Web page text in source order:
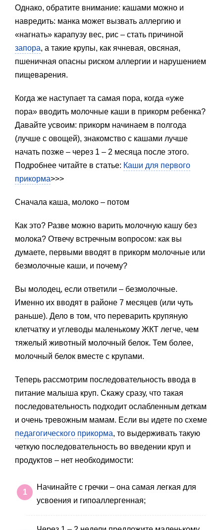
Однако, обратите внимание: кашами можно и
навредить: манка может вызвать аллергию и
«нагнать» карапузу вес, рис – стать причиной
запора, а такие крупы, как ячневая, овсяная,
пшеничная опасны риском аллергии и нарушением
пищеварения.
Когда же наступает та самая пора, когда «уже
пора» вводить молочные каши в прикорм ребенка?
Давайте усвоим: прикорм начинаем в полгода
(лучше с овощей), знакомство с кашами лучше
начать позже – через 1 – 2 месяца после этого.
Подробнее читайте в статье: Каши для первого
прикорма>>>
Сначала каша, молоко – потом
Как это? Разве можно варить молочную кашу без
молока? Отвечу встречным вопросом: как вы
думаете, первыми вводят в прикорм молочные или
безмолочные каши, и почему?
Вы молодец, если ответили – безмолочные.
Именно их вводят в районе 7 месяцев (или чуть
раньше). Дело в том, что переварить крупяную
клетчатку и углеводы маленькому ЖКТ легче, чем
тяжелый животный молочный белок. Тем более,
молочный белок вместе с крупами.
Теперь рассмотрим последовательность ввода в
питание малыша круп. Скажу сразу, что такая
последовательность подходит ослабленным деткам
и очень тревожным мамам. Если вы идете по схеме
педагогического прикорма, то выдерживать такую
четкую последовательность во введении круп и
продуктов – нет необходимости:
Начинайте с гречки – она самая легкая для
усвоения и гипоаллергенная;